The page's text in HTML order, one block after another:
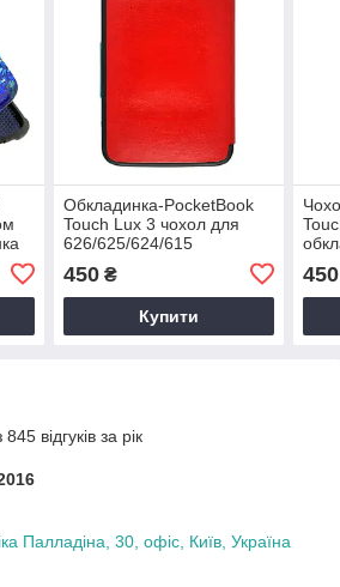
Обкладинка-PocketBook
Touch Lux 3 чохол для
626/625/624/615
електронної книги – колір
червоний
450₴
Купити
450
відгуків за рік
Палладіна, 30, офіс, Київ, Україна